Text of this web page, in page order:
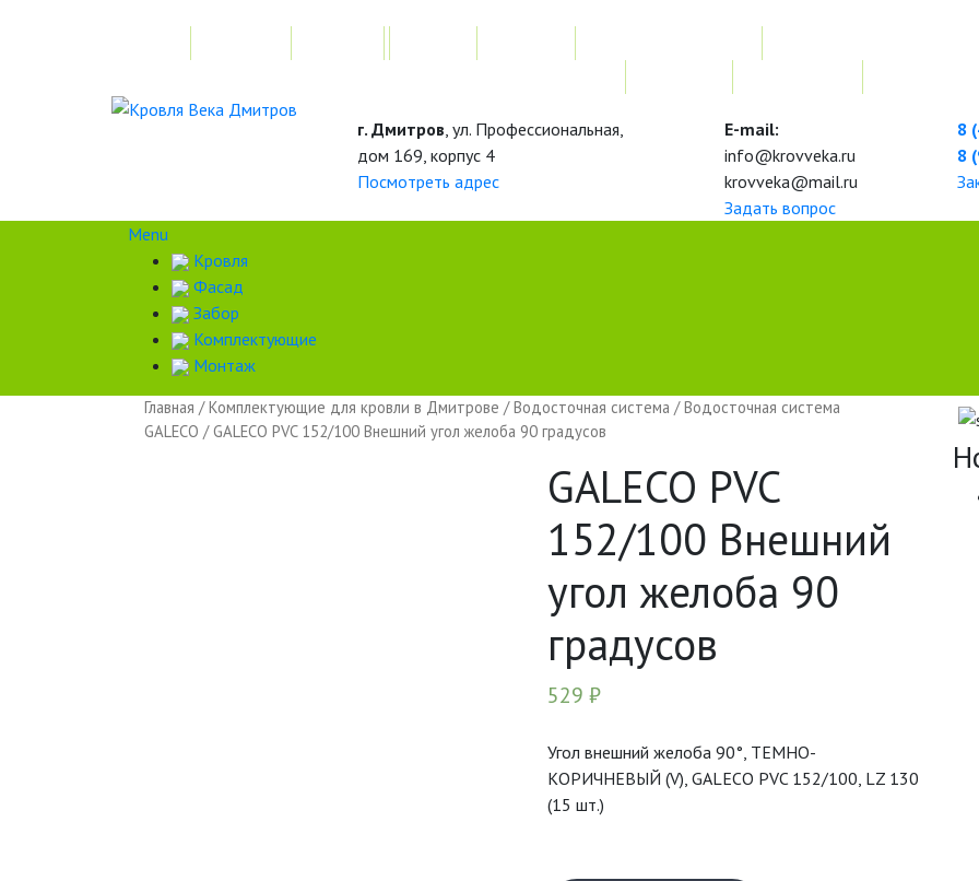
г. Дмитров, ул. Профессиональная,
дом 169, корпус 4
Посмотреть адрес
E-mail:
info@krovveka.ru
krovveka@mail.ru
Задать вопрос
8
8
Menu
Кровля
Фасад
Забор
Комплектующие
Монтаж
Главная /Комплектующие для кровли в Дмитрове /Водосточная система /Водосточная система
GALECO / GALECO PVC 152/100 Внешний угол желоба 90 градусов
GALECO PVC
152/100 Внешний
угол желоба 90
градусов
529₽
Угол внешний желоба 90°, ТЕМНО-
КОРИЧНЕВЫЙ (V), GALECO PVC 152/100, LZ 130
(15 шт.)